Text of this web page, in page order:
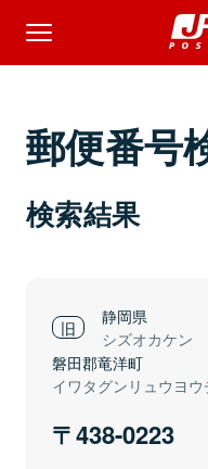
郵便番号
検索結果
静岡県
シズオカケン
磐田郡竜洋町
イワタグンリュウヨウ
438-0223